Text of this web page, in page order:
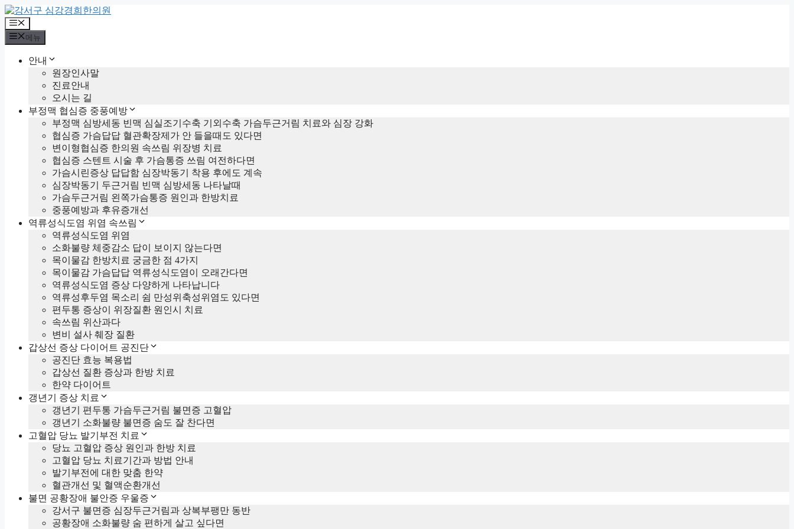
컨
텐
츠
로
메
뉴
메뉴
안내
원장인사말
진료안내
오시는 길
부정맥 협심증 중풍예방
부정맥 심방세동 빈맥 심실조기수축 기외수축 가슴두근거림 치료와 심장 강화
협심증 가슴답답 혈관확장제가 안 들을때도 있다면
변이형협심증 한의원 속쓰림 위장병 치료
협심증 스텐트 시술 후 가슴통증 쓰림 여전하다면
가슴시린증상 답답함 심장박동기 착용 후에도 계속
심장박동기 두근거림 빈맥 심방세동 나타날때
가슴두근거림 왼쪽가슴통증 원인과 한방치료
중풍예방과 후유증개선
역류성식도염 위염 속쓰림
역류성식도염 위염
소화불량 체중감소 답이 보이지 않는다면
목이물감 한방치료 궁금한 점 4가지
목이물감 가슴답답 역류성식도염이 오래간다면
역류성식도염 증상 다양하게 나타납니다
역류성후두염 목소리 쉼 만성위축성위염도 있다면
편두통 증상이 위장질환 원인시 치료
속쓰림 위산과다
변비 설사 췌장 질환
갑상선 증상 다이어트 공진단
공진단 효능 복용법
갑상선 질환 증상과 한방 치료
한약 다이어트
갱년기 증상 치료
갱년기 편두통 가슴두근거림 불면증 고혈압
갱년기 소화불량 불면증 숨도 잘 찬다면
고혈압 당뇨 발기부전 치료
당뇨 고혈압 증상 원인과 한방 치료
고혈압 당뇨 치료기간과 방법 안내
발기부전에 대한 맞춤 한약
혈관개선 및 혈액순환개선
불면 공황장애 불안증 우울증
강서구 불면증 심장두근거림과 상복부팽만 동반
공황장애 소화불량 숨 편하게 살고 싶다면